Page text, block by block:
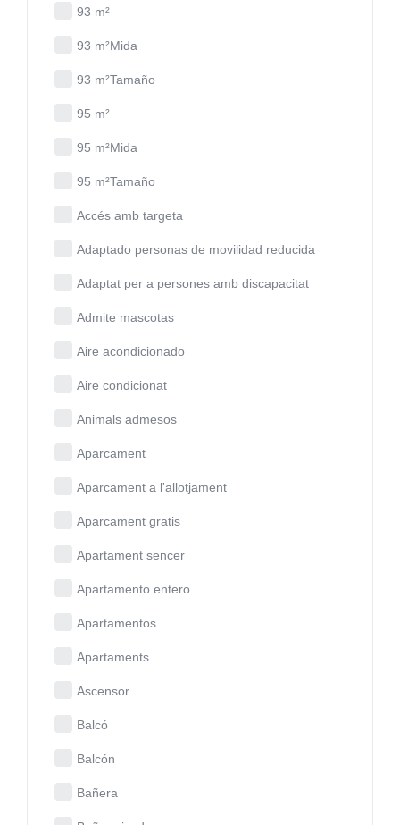
93 m²
93 m²Mida
93 m²Tamaño
95 m²
95 m²Mida
95 m²Tamaño
Accés amb targeta
Adaptado personas de movilidad reducida
Adaptat per a persones amb discapacitat
Admite mascotas
Aire acondicionado
Aire condicionat
Animals admesos
Aparcament
Aparcament a l'allotjament
Aparcament gratis
Apartament sencer
Apartamento entero
Apartamentos
Apartaments
Ascensor
Balcó
Balcón
Bañera